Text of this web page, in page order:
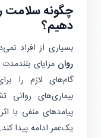
چگونه سلامت
دهیم؟
بسیاری از افراد
روان مزایای
گام‌های لازم را
بیماری‌های روانی
پیامدهای منفی با
یک‌عمر ادامه پیدا